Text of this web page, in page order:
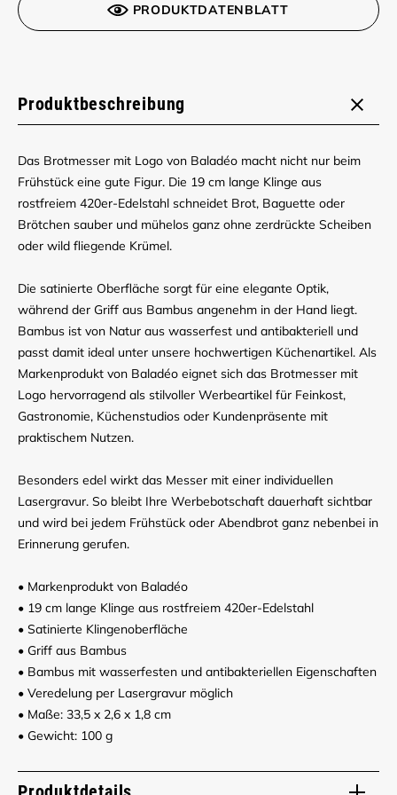
PRODUKTDATENBLATT
Produktbeschreibung
Das Brotmesser mit Logo von Baladéo macht nicht nur beim
Frühstück eine gute Figur. Die 19 cm lange Klinge aus
rostfreiem 420er-Edelstahl schneidet Brot, Baguette oder
Brötchen sauber und mühelos ganz ohne zerdrückte Scheiben
oder wild fliegende Krümel.
Die satinierte Oberfläche sorgt für eine elegante Optik,
während der Griff aus Bambus angenehm in der Hand liegt.
Bambus ist von Natur aus wasserfest und antibakteriell und
passt damit ideal unter unsere hochwertigen Küchenartikel. Als
Markenprodukt von Baladéo eignet sich das Brotmesser mit
Logo hervorragend als stilvoller Werbeartikel für Feinkost,
Gastronomie, Küchenstudios oder Kundenpräsente mit
praktischem Nutzen.
Besonders edel wirkt das Messer mit einer individuellen
Lasergravur. So bleibt Ihre Werbebotschaft dauerhaft sichtbar
und wird bei jedem Frühstück oder Abendbrot ganz nebenbei in
Erinnerung gerufen.
• Markenprodukt von Baladéo
• 19 cm lange Klinge aus rostfreiem 420er-Edelstahl
• Satinierte Klingenoberfläche
• Griff aus Bambus
• Bambus mit wasserfesten und antibakteriellen Eigenschaften
• Veredelung per Lasergravur möglich
• Maße: 33,5 x 2,6 x 1,8 cm
• Gewicht: 100 g